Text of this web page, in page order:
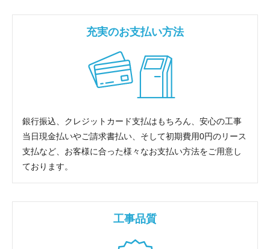
充実のお支払い方法
銀行振込、クレジットカード支払はもちろん、安心の工事
当日現金払いやご請求書払い、そして初期費用0円のリース
支払など、お客様に合った様々なお支払い方法をご用意し
ております。
工事品質